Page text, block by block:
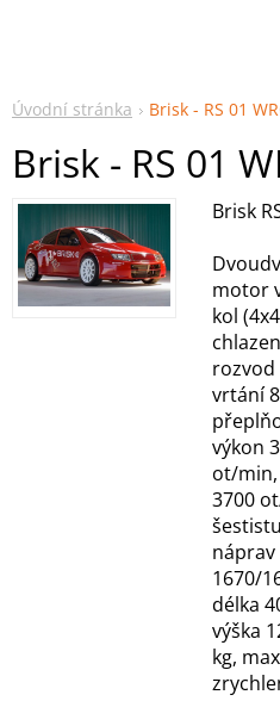
Úvodní stránka Brisk - RS 01
Brisk - RS 01
Brisk
motor
kol
rozvod
vrtání
výkon
ot/
3700
1670/
délka
výška
kg,